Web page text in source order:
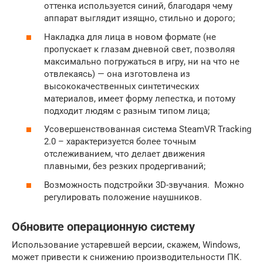
оттенка используется синий, благодаря чему
аппарат выглядит изящно, стильно и дорого;
Накладка для лица в новом формате (не
пропускает к глазам дневной свет, позволяя
максимально погружаться в игру, ни на что не
отвлекаясь) — она изготовлена из
высококачественных синтетических
материалов, имеет форму лепестка, и потому
подходит людям с разным типом лица;
Усовершенствованная система SteamVR Tracking
2.0 – характеризуется более точным
отслеживанием, что делает движения
плавными, без резких продергиваний;
Возможность подстройки 3D-звучания. Можно
регулировать положение наушников.
Обновите операционную систему
Использование устаревшей версии, скажем, Windows,
может привести к снижению производительности ПК.